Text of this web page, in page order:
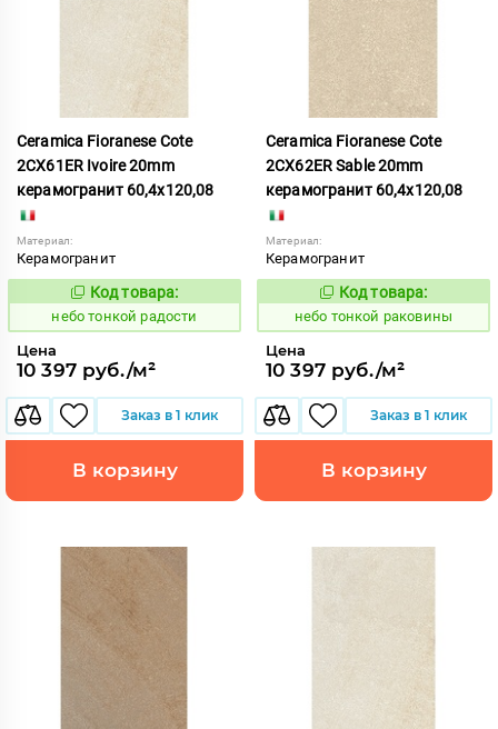
Ceramica Fioranese Cote
2CX61ER Ivoire 20mm
керамогранит 60,4x120,08
Материал:
Керамогранит
1122202
Код товара:
небо тонкой радости
Цена
10 397 руб./м²
Заказ в 1 клик
В корзину
Ceramica Fioranese Cote
2CX62ER Sable 20mm
керамогранит 60,4x120,08
Материал:
Керамогранит
1122203
Код товара:
небо тонкой раковины
Цена
10 397 руб./м²
Заказ в 1 клик
В корзину